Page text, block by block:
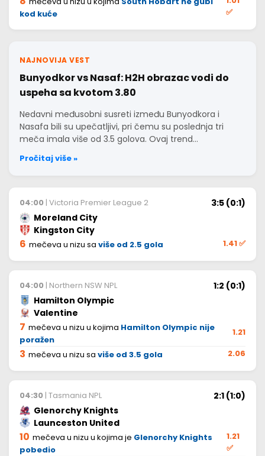
kod kuće
✅
NAJNOVIJA VEST
Bunyodkor vs Nasaf: H2H obrazac vodi do
uspeha sa kvotom 3.80
Nedavni međusobni susreti između Bunyodkora i
Nasafa bili su upečatljivi, pri čemu su poslednja tri
meča imala više od 3.5 golova. Ovaj trend…
Pročitaj više »
04:00 | Victoria Premier League 2
3:5 (0:1)
Moreland City
Kingston City
6 mečeva u nizu sa više od 2.5 gola 1.41✅
04:00 | Northern NSW NPL
1:2 (0:1)
Hamilton Olympic
Valentine
7 mečeva u nizu u kojima Hamilton Olympic nije
poražen
1.21
3 mečeva u nizu sa više od 3.5 gola 2.06
04:30 | Tasmania NPL
2:1 (1:0)
Glenorchy Knights
Launceston United
10 mečeva u nizu u kojima je Glenorchy Knights
pobedio
1.21
✅